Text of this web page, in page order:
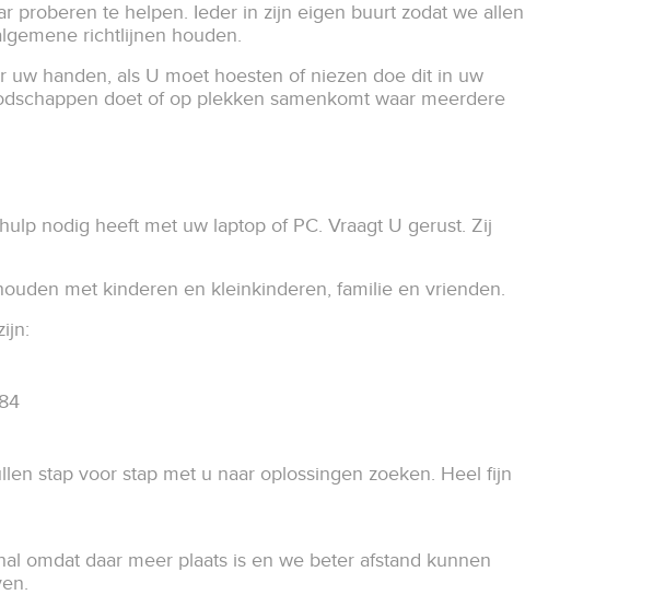
proberen te helpen. Ieder in zijn eigen buurt zodat we allen
richtlijnen houden.
handen, als U moet hoesten of niezen doe dit in uw
doet of op plekken samenkomt waar meerdere
nodig heeft met uw laptop of PC. Vraagt U gerust. Zij
met kinderen en kleinkinderen, familie en vrienden.
stap voor stap met u naar oplossingen zoeken. Heel fijn
omdat daar meer plaats is en we beter afstand kunnen